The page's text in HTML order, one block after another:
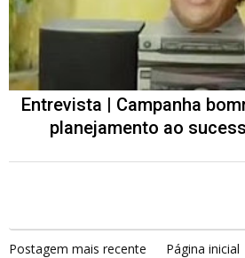
Entrevista | Campanha
planejamento ao
Postagem mais recente Página inicial